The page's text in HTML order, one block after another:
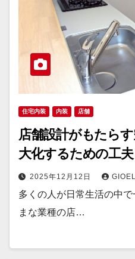
住宅内装 内装 店舗
店舗設計がもたら
大化するための工
2025年12月12日
多くの人が日常生活の中
まな業種の店…